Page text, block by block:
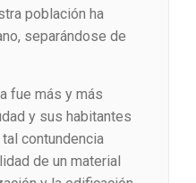
población ha
separándose de
fue más y más
y sus habitantes
contundencia
de un material